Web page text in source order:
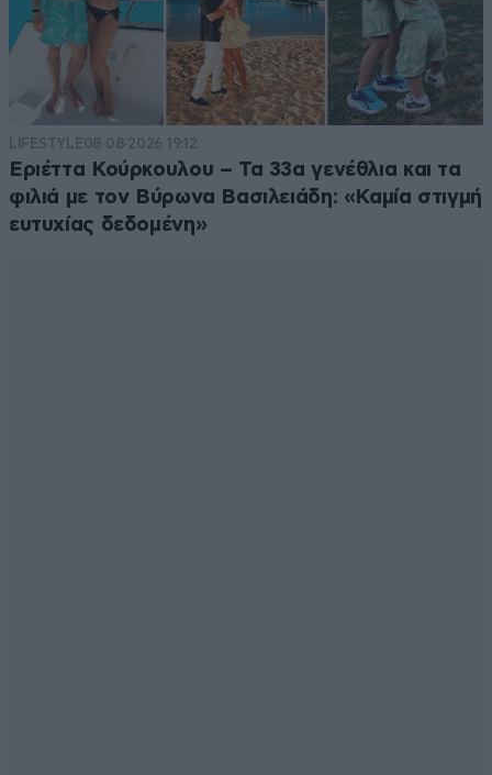
LIFESTYLE08·08·2026 19:12
Εριέττα Κούρκουλου – Τα 33α γενέθλια και τα
φιλιά με τον Βύρωνα Βασιλειάδη: «Καμία στιγμή
ευτυχίας δεδομένη»